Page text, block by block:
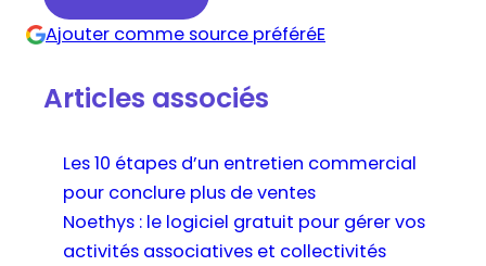
D
*Ajouter comme source préféréE
Articles associés
Les 10 étapes d’un entretien commercial
pour conclure plus de ventes
Noethys : le logiciel gratuit pour gérer vos
activités associatives et collectivités